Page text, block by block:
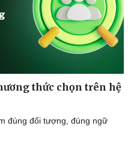
thức chọn trên hệ
đúng đối tượng, đúng ngữ